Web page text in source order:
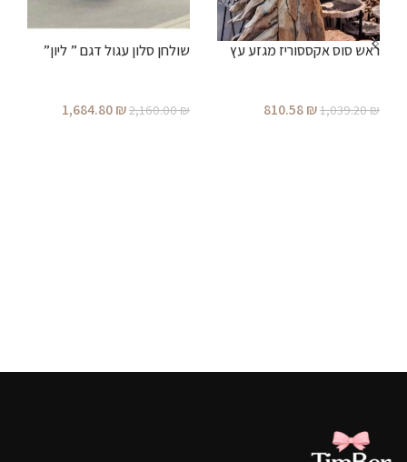
ראש סוס אקססוריז מגזע עץ
1,039.20₪
810.58₪
שולחן סלון עגול דגם ” ליון”
2,160.00₪
1,684.80₪